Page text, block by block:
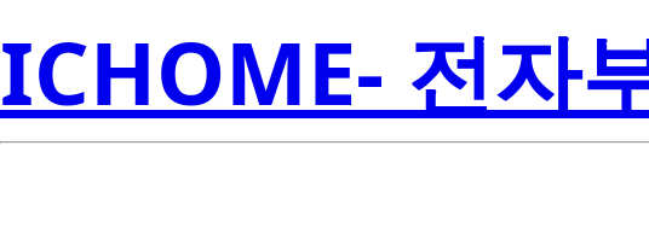
ICHOME- 전자